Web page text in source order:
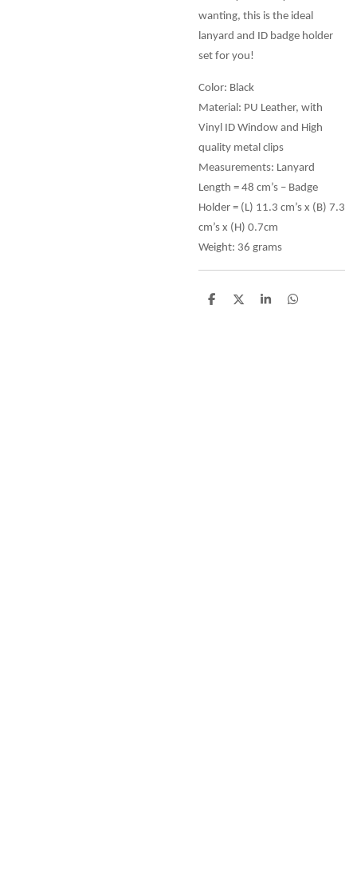
wanting, this is the ideal
lanyard and ID badge holder
set for you!
Color: Black
Material: PU Leather, with
Vinyl ID Window and High
quality metal clips
Measurements: Lanyard
Length = 48 cm’s – Badge
Holder = (L) 11.3 cm’s x (B) 7.3
cm’s x (H) 0.7cm
Weight: 36 grams
D
D
S
D